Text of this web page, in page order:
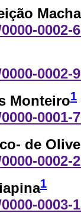
0002-
0002-
Monteiro1
0001-
de
0002-
1
0003-